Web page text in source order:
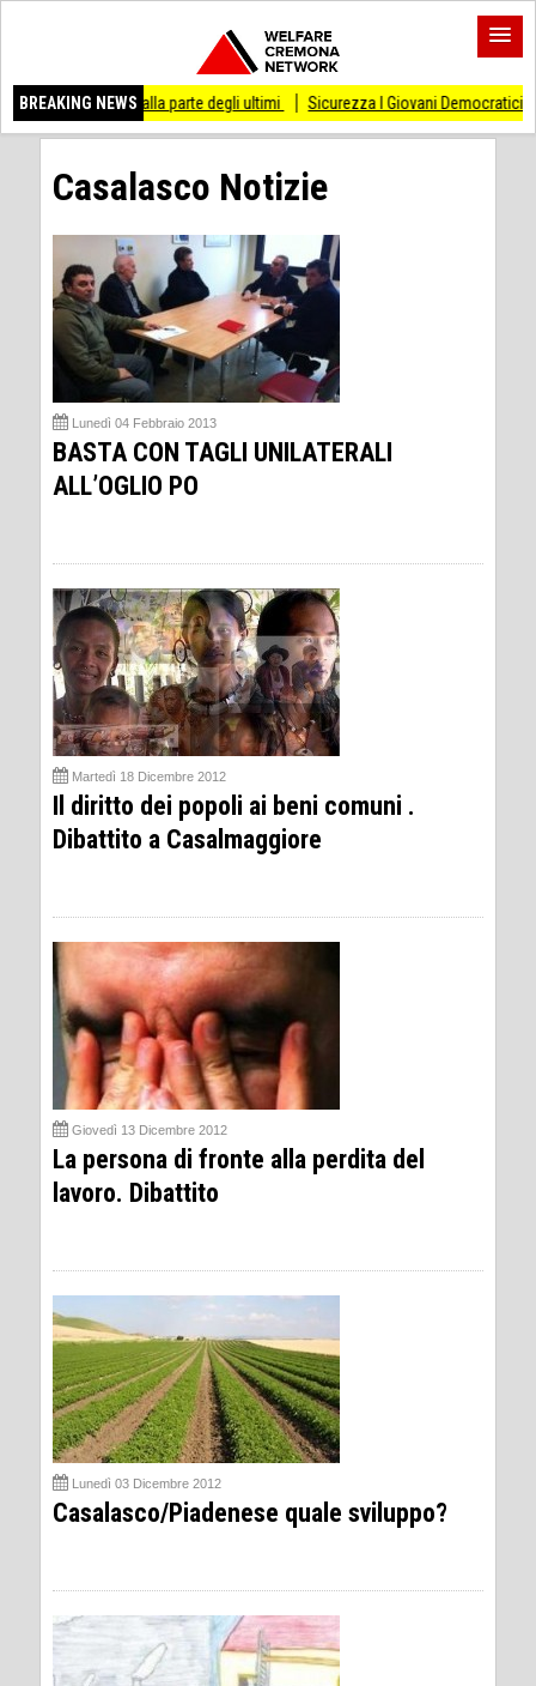
BREAKING NEWS
di stare dalla parte degli ultimi Sicurezza I Giovani Democratici ribattono ai
Casalasco Notizie
Lunedì 04 Febbraio 2013
BASTA CON TAGLI UNILATERALI
ALL’OGLIO PO
Martedì 18 Dicembre 2012
Il diritto dei popoli ai beni comuni .
Dibattito a Casalmaggiore
Giovedì 13 Dicembre 2012
La persona di fronte alla perdita del
lavoro. Dibattito
Lunedì 03 Dicembre 2012
Casalasco/Piadenese quale sviluppo?